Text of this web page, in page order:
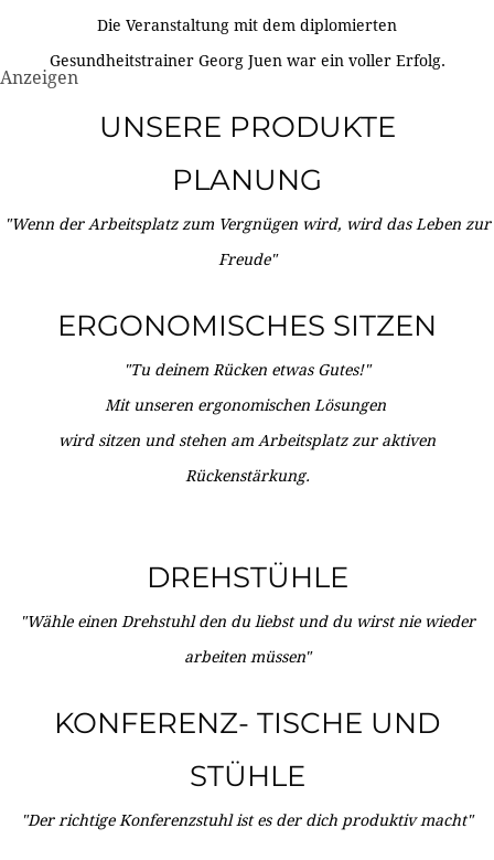
Die Veranstaltung mit dem diplomierten
Gesundheitstrainer Georg Juen war ein voller Erfolg.
Anzeigen
UNSERE PRODUKTE
PLANUNG
"Wenn der Arbeitsplatz zum Vergnügen wird, wird das Leben zur
Freude"
ERGONOMISCHES SITZEN
"Tu deinem Rücken etwas Gutes!"
Mit unseren ergonomischen Lösungen
wird sitzen und stehen am Arbeitsplatz zur aktiven
Rückenstärkung.
DREHSTÜHLE
"Wähle einen Drehstuhl den du liebst und du wirst nie wieder
arbeiten müssen"
KONFERENZ- TISCHE UND
STÜHLE
"Der richtige Konferenzstuhl ist es der dich produktiv macht"